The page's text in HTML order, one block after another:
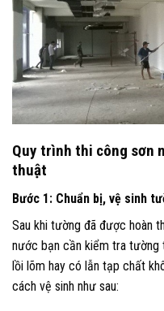
Quy trình thi công sơn
thuật
Bước 1: Chuẩn bị, vệ sinh
Sau khi tường đã được hoàn
nước bạn cần kiểm tra tường
lồi lõm hay có lẫn tạp chất
cách vệ sinh như sau: